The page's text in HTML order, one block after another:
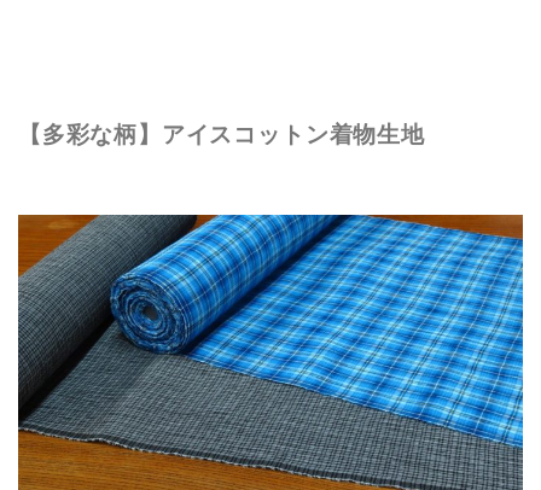
【多彩な柄】アイスコットン着物生地